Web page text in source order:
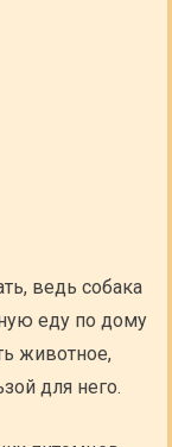
ведь собака
еду по дому
животное,
для него.